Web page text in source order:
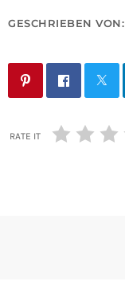
GESCHRIEBEN VON:
RATE IT